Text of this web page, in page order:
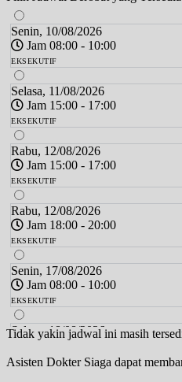
Senin, 10/08/2026
Jam 08:00 - 10:00
EKSEKUTIF
Selasa, 11/08/2026
Jam 15:00 - 17:00
EKSEKUTIF
Rabu, 12/08/2026
Jam 15:00 - 17:00
EKSEKUTIF
Rabu, 12/08/2026
Jam 18:00 - 20:00
EKSEKUTIF
Senin, 17/08/2026
Jam 08:00 - 10:00
EKSEKUTIF
Selasa, 18/08/2026
Jam 15:00 - 17:00
EKSEKUTIF
Tidak yakin jadwal ini masih
Asisten Dokter Siaga dapat